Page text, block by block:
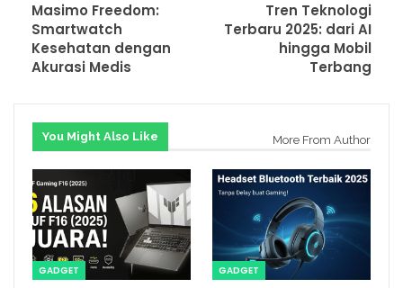
Masimo Freedom:
Smartwatch
Kesehatan dengan
Akurasi Medis
Tren Teknologi
Terbaru 2025: dari AI
hingga Mobil
Terbang
You Might Also Like More From Author
GADGET GADGET